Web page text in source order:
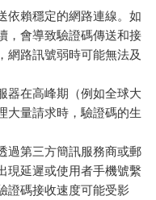
依賴穩定的網路連線。如
，會導致驗證碼傳送和接
網路訊號弱時可能無法及
器在高峰期（例如全球大
大量請求時，驗證碼的生
過第三方簡訊服務商或郵
現延遲或使用者手機號繫
證碼接收速度可能受影